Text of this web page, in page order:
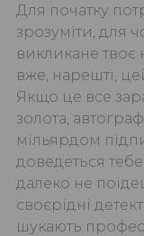
Для початку
зрозуміти, для
викликане
вже, нарешті,
Якщо це все
золота,
мільярдом
доведеться
далеко не
своєрідні
шукають